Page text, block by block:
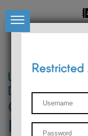
University of
Départment of
Center for
Research